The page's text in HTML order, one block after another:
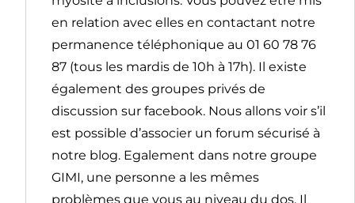
en relation avec elles en contactant notre
permanence téléphonique au 01 60 78 76
87 (tous les mardis de 10h à 17h). Il existe
également des groupes privés de
discussion sur facebook. Nous allons voir s’il
est possible d’associer un forum sécurisé à
notre blog. Egalement dans notre groupe
GIMI, une personne a les mêmes
problèmes que vous au niveau du dos. Il